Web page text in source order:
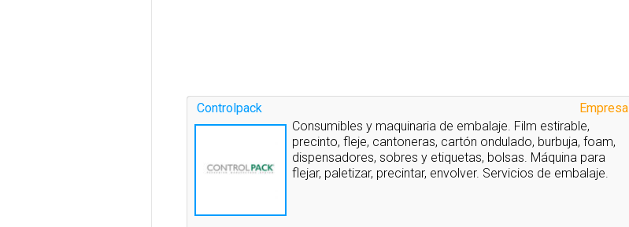
Empresa
Controlpack
Consumibles y maquinaria de embalaje. Film estirable,
precinto, fleje, cantoneras, cartón ondulado, burbuja, foam,
dispensadores, sobres y etiquetas, bolsas. Máquina para
flejar, paletizar, precintar, envolver. Servicios de embalaje.